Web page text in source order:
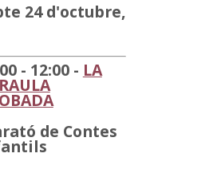
24 d'octubre,
- 12:00 - LA
de Contes